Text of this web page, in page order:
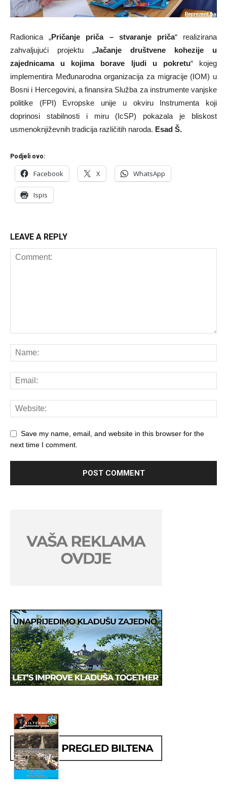
Radionica „Pričanje priča – stvaranje priča“ realizirana
zahvaljujući projektu „Jačanje društvene kohezije u
zajednicama u kojima borave ljudi u pokretu“ kojeg
implementira Međunarodna organizacija za migracije (IOM) u
Bosni i Hercegovini, a finansira Služba za instrumente vanjske
politike (FPI) Evropske unije u okviru Instrumenta koji
doprinosi stabilnosti i miru (IcSP) pokazala je bliskost
usmenoknjiževnih tradicija različitih naroda. Esad Š.
Podjeli ovo:
Facebook X WhatsApp
Ispis
LEAVE A REPLY
Save my name, email, and website in this browser for the
next time I comment.